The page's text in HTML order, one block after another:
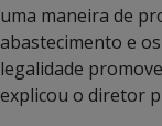
uma maneira de
abastecimento e
legalidade
explicou o diretor